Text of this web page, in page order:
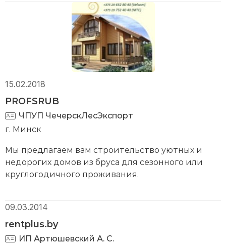
15.02.2018
PROFSRUB
ЧПУП ЧечерскЛесЭкспорт
г. Минск
Мы предлагаем вам строительство уютных и
недорогих домов из бруса для сезонного или
круглогодичного проживания.
09.03.2014
rentplus.by
ИП Артюшевский А. С.